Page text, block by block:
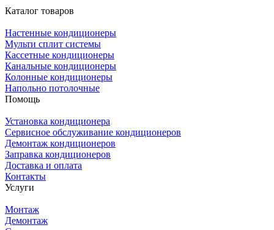
Каталог товаров
Настенные кондиционеры
Мульти сплит системы
Кассетные кондиционеры
Канальные кондиционеры
Колонные кондиционеры
Напольно потолочные
Помощь
Установка кондиционера
Сервисное обслуживание кондиционеров
Демонтаж кондиционеров
Заправка кондиционеров
Доставка и оплата
Контакты
Услуги
Монтаж
Демонтаж